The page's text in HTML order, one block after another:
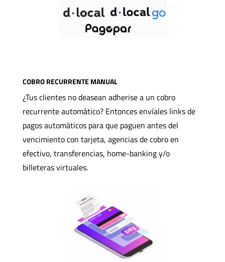
COBRO RECURRENTE MANUAL
¿Tus clientes no deasean adherise a un cobro
recurrente automático? Entonces envíales links de
pagos automáticos para que paguen antes del
vencimiento con tarjeta, agencias de cobro en
efectivo, transferencias, home-banking y/o
billeteras virtuales.